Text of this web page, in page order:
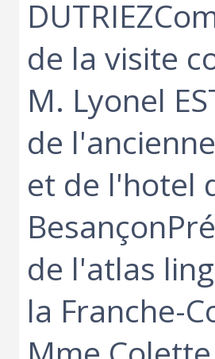
de la visite
M. Lyonel
de
et de l'hotel
de l'atlas
la Franche-